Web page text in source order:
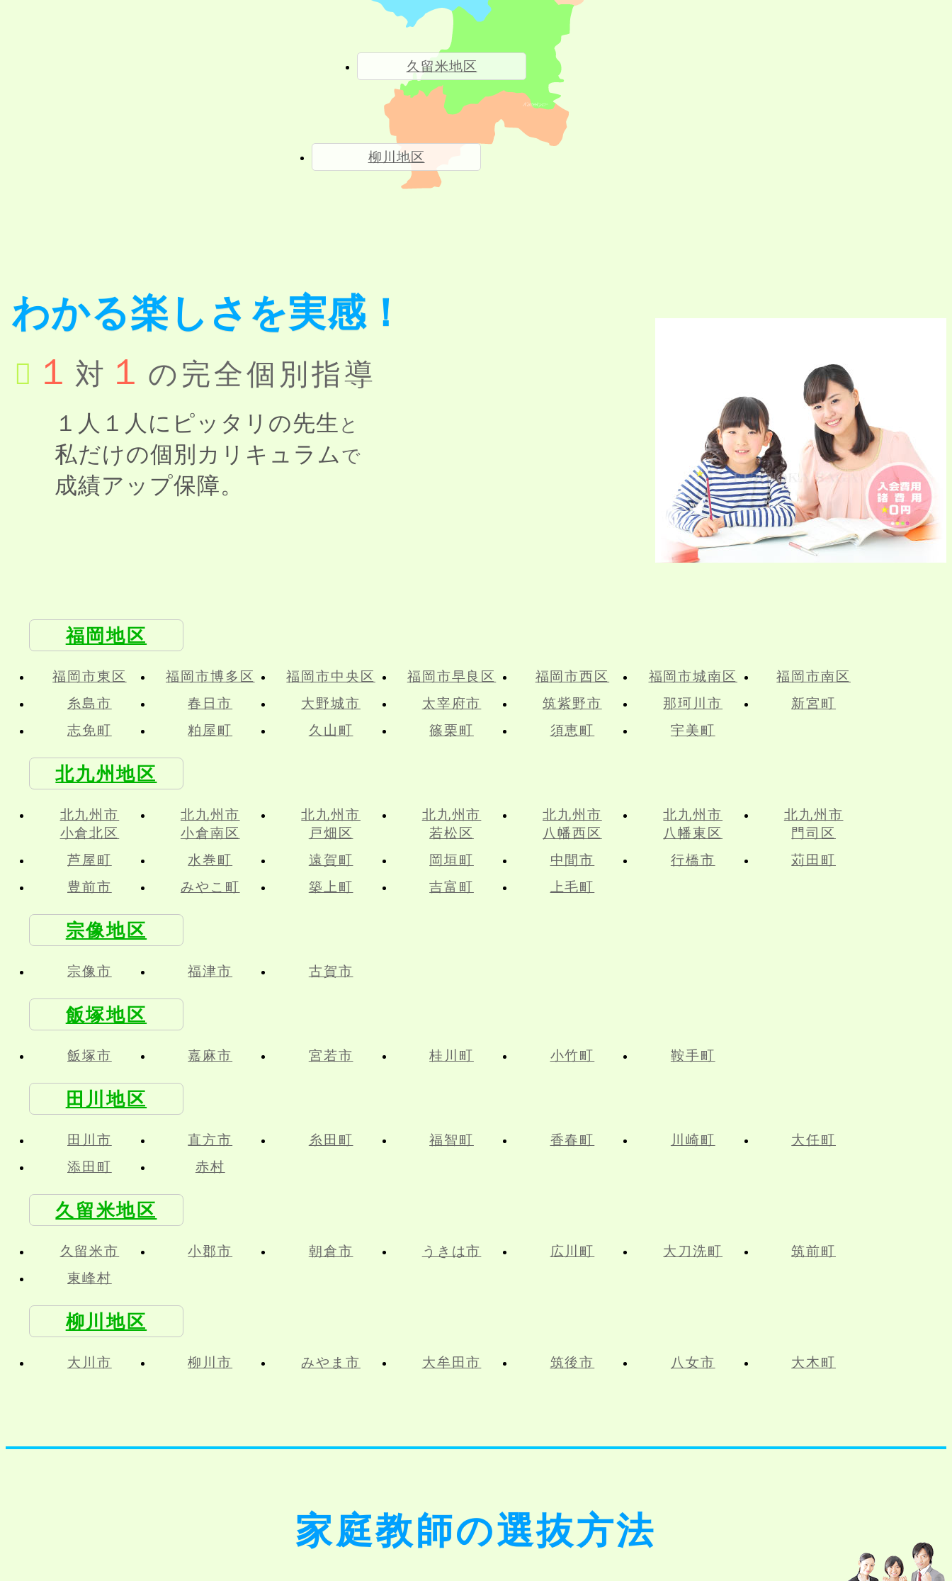
久留米地区
柳川地区
わかる楽しさを実感！
１ 対 １ の完全個別指導
１人１人にピッタリの先生 と
私だけの個別カリキュラム で
成績アップ保障。
福岡地区
福岡市東区 福岡市博多区 福岡市中央区 福岡市早良区 福岡市西区 福岡市城南区
福岡市南区
糸島市
春日市 大野城市 太宰府市 筑紫野市 那珂川市
新宮町
志免町
粕屋町 久山町 篠栗町 須恵町 宇美町
北九州地区
北九州市
小倉北区
北九州市
小倉南区
北九州市
戸畑区
北九州市
若松区
北九州市
八幡西区
北九州市
八幡東区
北九州市
門司区
芦屋町
水巻町 遠賀町 岡垣町 中間市 行橋市
苅田町
豊前市
みやこ町 築上町 吉富町 上毛町
宗像地区
宗像市 福津市 古賀市
飯塚地区
飯塚市 嘉麻市 宮若市 桂川町 小竹町 鞍手町
田川地区
田川市 直方市 糸田町 福智町 香春町 川崎町
大任町
添田町
赤村
久留米地区
久留米市 小郡市 朝倉市 うきは市 広川町 大刀洗町
筑前町
東峰村
柳川地区
大川市 柳川市 みやま市 大牟田市 筑後市 八女市 大木町
家庭教師の選抜方法